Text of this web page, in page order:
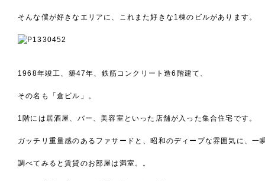
そんな僕が好きなエリアに、これまた好きな1棟のビルがあります。
1968年竣工、築47年、鉄筋コンクリート造6階建て、
その名も「倉ビル」。
1階には居酒屋、バー、美容室といった店舗が入った集合住宅です。
ガッチリ重量感のあるファサードと、昭和のディープな雰囲気に、一
調べてみると賃貸のお部屋は満室。。